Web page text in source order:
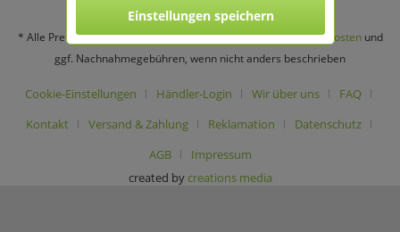
* Alle Preise verstehen sich zzgl. Mehrwertsteuer undVersandkostenund
ggf. Nachnahmegebühren, wenn nicht anders beschrieben
Cookie-Einstellungen Händler-Login Wir über uns
FAQ
Kontakt
Versand & Zahlung Reklamation
Datenschutz
AGB
Impressum
created by creations media
Einstellungen speichern